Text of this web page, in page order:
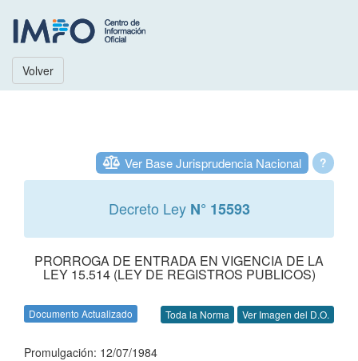
Volver
?
Ver Base Jurisprudencia Nacional
Decreto Ley N° 15593
PRORROGA DE ENTRADA EN VIGENCIA DE LA
LEY 15.514 (LEY DE REGISTROS PUBLICOS)
Documento Actualizado Toda la Norma Ver Imagen del D.O.
Promulgación: 12/07/1984